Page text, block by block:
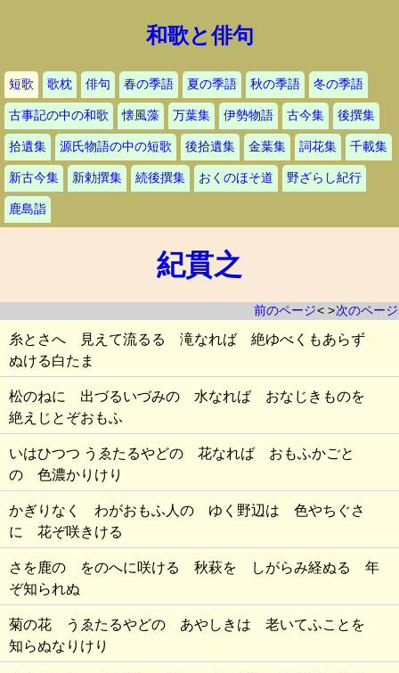
和歌と俳句
短歌 歌枕 俳句 春の季語 夏の季語 秋の季語 冬の季語
古事記の中の和歌 懐風藻 万葉集 伊勢物語 古今集 後撰集
拾遺集 源氏物語の中の短歌 後拾遺集 金葉集 詞花集 千載集
新古今集 新勅撰集 続後撰集 おくのほそ道 野ざらし紀行
鹿島詣
紀貫之
前のページ< >次のページ
糸とさへ 見えて流るる 滝なれば 絶ゆべくもあらず
ぬける白たま
松のねに 出づるいづみの 水なれば おなじきものを
絶えじとぞおもふ
いはひつつ うゑたるやどの 花なれば おもふかごと
の 色濃かりけり
かぎりなく わがおもふ人の ゆく野辺は 色やちぐさ
に 花ぞ咲きける
さを鹿の をのへに咲ける 秋萩を しがらみ経ぬる 年
ぞ知られぬ
菊の花 うゑたるやどの あやしきは 老いてふことを
知らぬなりけり